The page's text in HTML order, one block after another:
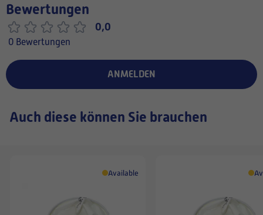
Bewertungen
0,0
0 Bewertungen
ANMELDEN
Auch diese können Sie brauchen
Available